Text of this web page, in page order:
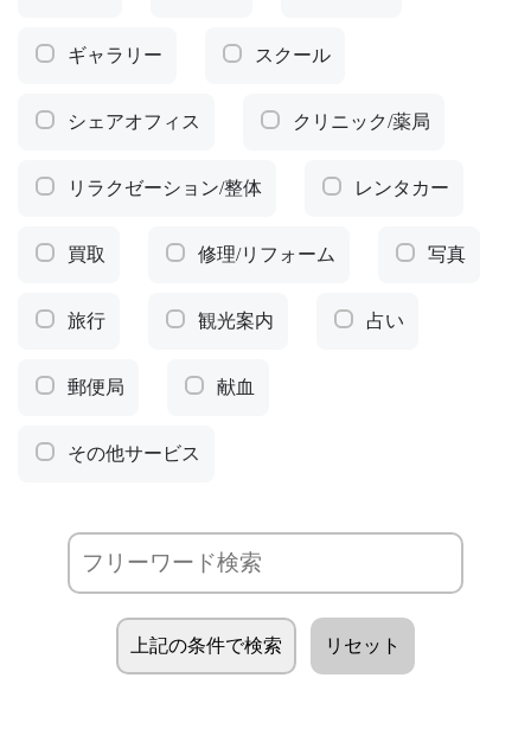
ギャラリー スクール
シェアオフィス クリニック/薬局
リラクゼーション/整体 レンタカー
買取 修理/リフォーム 写真
旅行 観光案内 占い
郵便局 献血
その他サービス